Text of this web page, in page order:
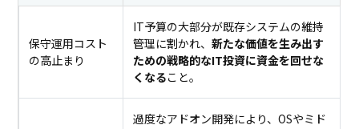
保守運用コスト
の高止まり
IT予算の大部分が既存システムの維持
管理に割かれ、新たな価値を生み出す
ための戦略的なIT投資に資金を回せな
くなること。
過度なアドオン開発により、OSやミド